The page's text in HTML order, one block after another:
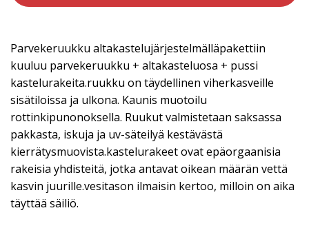
Parvekeruukku altakastelujärjestelmälläpakettiin
kuuluu parvekeruukku + altakasteluosa + pussi
kastelurakeita.ruukku on täydellinen viherkasveille
sisätiloissa ja ulkona. Kaunis muotoilu
rottinkipunonoksella. Ruukut valmistetaan saksassa
pakkasta, iskuja ja uv-säteilyä kestävästä
kierrätysmuovista.kastelurakeet ovat epäorgaanisia
rakeisia yhdisteitä, jotka antavat oikean määrän vettä
kasvin juurille.vesitason ilmaisin kertoo, milloin on aika
täyttää säiliö.